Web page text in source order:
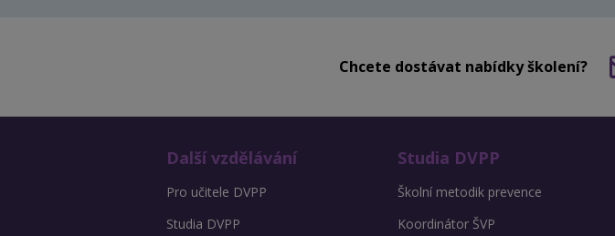
Chcete dostávat nabídky školení?
Další vzdělávání
Pro učitele DVPP
Studia DVPP
Studia DVPP
Školní metodik prevence
Koordinátor ŠVP